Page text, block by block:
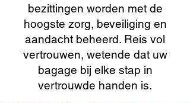
bezittingen worden met de
hoogste zorg, beveiliging en
aandacht beheerd. Reis vol
vertrouwen, wetende dat uw
bagage bij elke stap in
vertrouwde handen is.